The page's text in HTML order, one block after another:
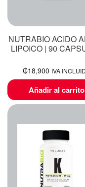
NUTRABIO ACIDO
LIPOICO | 90
₡18,900 IVA
Añadir al carrito